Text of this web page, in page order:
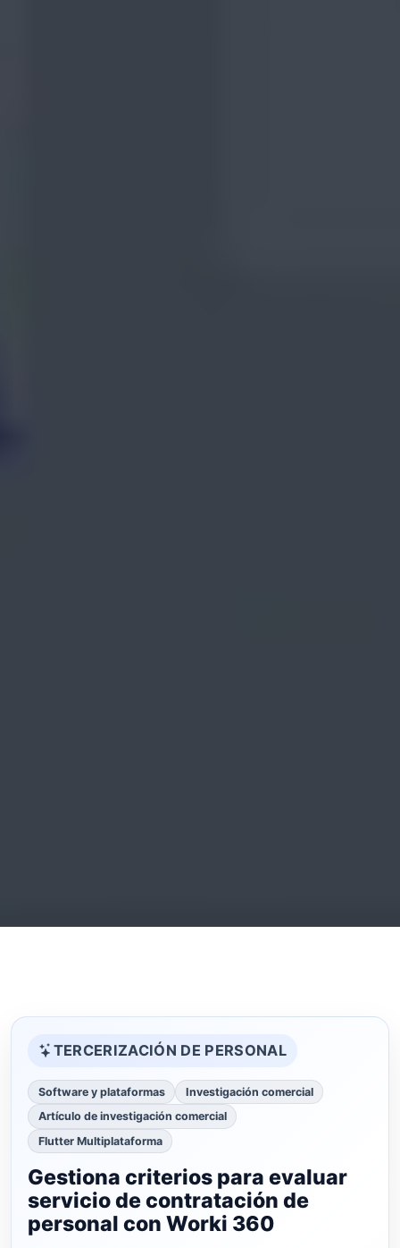
TERCERIZACIÓN DE PERSONAL
Software y plataformas
Investigación comercial
Artículo de investigación comercial
Flutter Multiplataforma
Gestiona criterios para evaluar
servicio de contratación de
personal con Worki 360